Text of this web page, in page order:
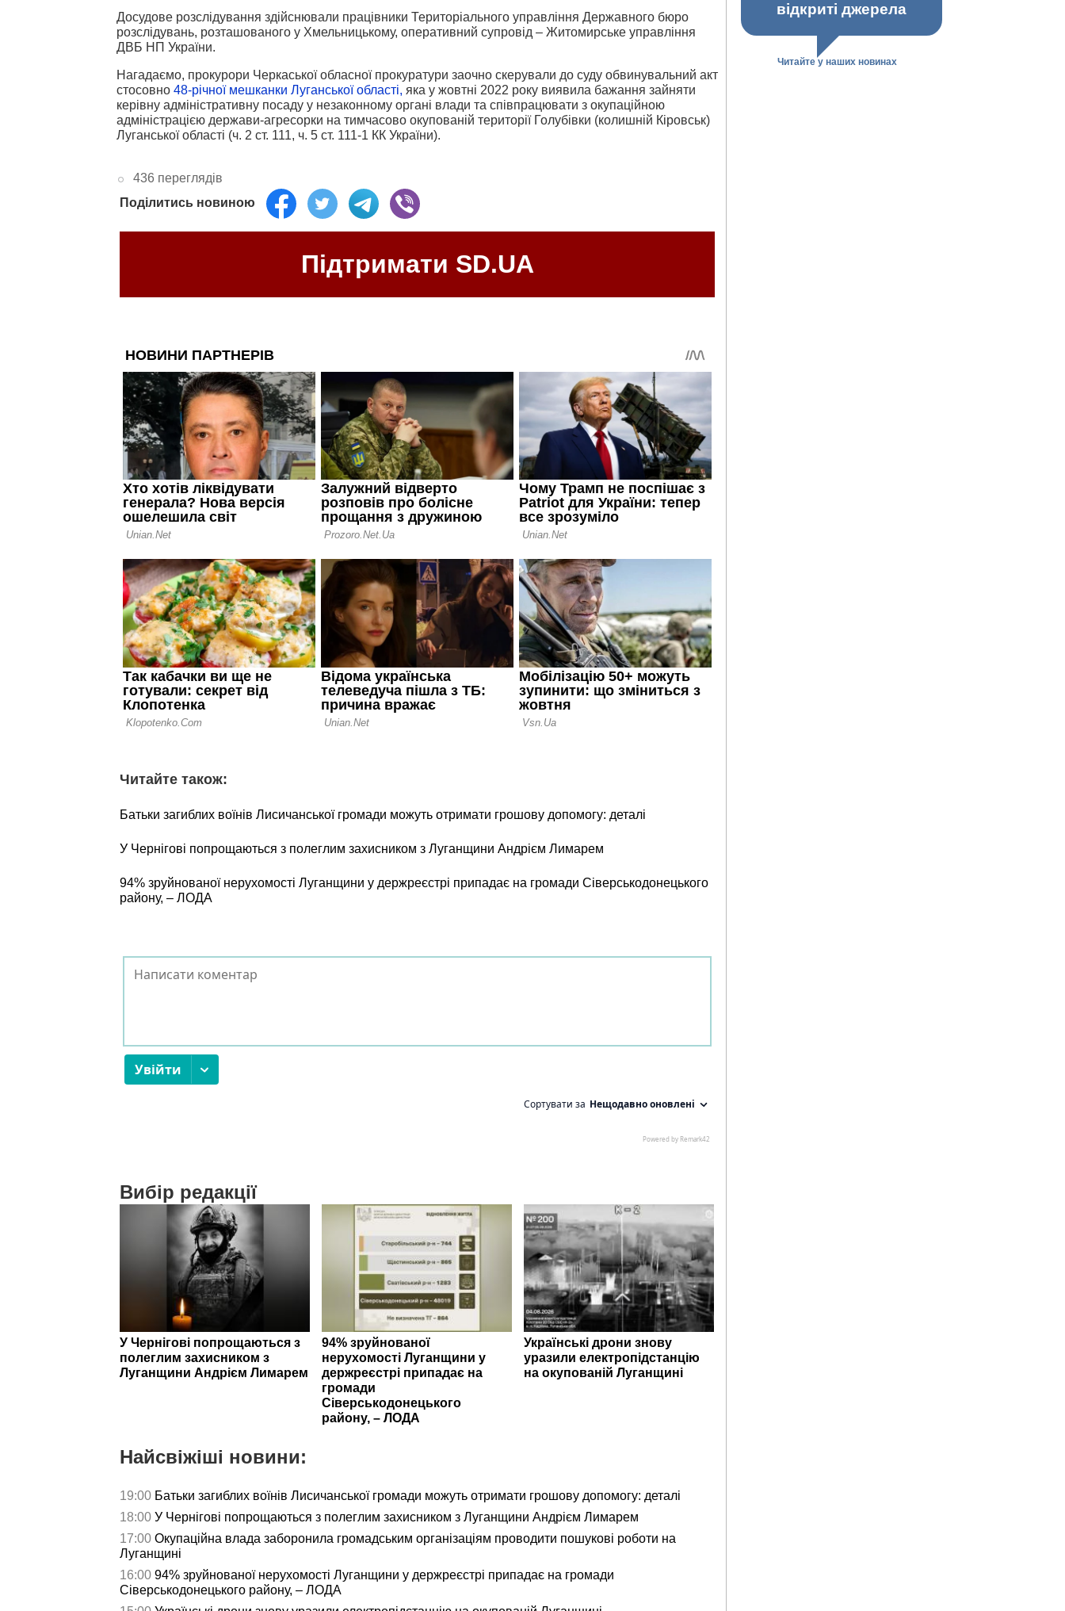
Досудове розслідування здійснювали працівники Територіального управління Державного бюро
розслідувань, розташованого у Хмельницькому, оперативний супровід – Житомирське управління
ДВБ НП України.
Нагадаємо, прокурори Черкаської обласної прокуратури заочно скерували до суду обвинувальний акт
стосовно 48-річної мешканки Луганської області, яка у жовтні 2022 року виявила бажання зайняти
керівну адміністративну посаду у незаконному органі влади та співпрацювати з окупаційною
адміністрацією держави-агресорки на тимчасово окупованій території Голубівки (колишній Кіровськ)
Луганської області (ч. 2 ст. 111, ч. 5 ст. 111-1 КК України).
436 переглядів
Поділитись новиною
Підтримати SD.UA
Читайте також:
Батьки загиблих воїнів Лисичанської громади можуть отримати грошову допомогу: деталі
У Чернігові попрощаються з полеглим захисником з Луганщини Андрієм Лимарем
94% зруйнованої нерухомості Луганщини у держреєстрі припадає на громади Сіверськодонецького
району, – ЛОДА
Вибір редакції
У Чернігові попрощаються з
полеглим захисником з
Луганщини Андрієм Лимарем
94% зруйнованої
нерухомості Луганщини у
держреєстрі припадає на
громади
Сіверськодонецького
району, – ЛОДА
Українські дрони знову
уразили електропідстанцію
на окупованій Луганщині
Найсвіжіші новини:
19:00 Батьки загиблих воїнів Лисичанської громади можуть отримати грошову допомогу: деталі
18:00 У Чернігові попрощаються з полеглим захисником з Луганщини Андрієм Лимарем
17:00 Окупаційна влада заборонила громадським організаціям проводити пошукові роботи на
Луганщині
16:00 94% зруйнованої нерухомості Луганщини у держреєстрі припадає на громади
Сіверськодонецького району, – ЛОДА
відкриті джерела
Читайте у наших новинах